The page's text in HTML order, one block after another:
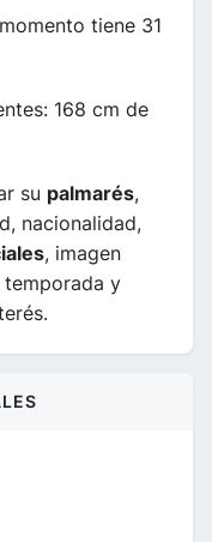
tiene 31
168 cm de
su palmarés,
nacionalidad,
, imagen
y